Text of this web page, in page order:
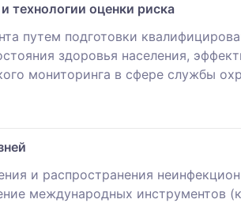
технологии оценки риска
путем подготовки
здоровья населения,
мониторинга в сфере службы
и распространения
международных